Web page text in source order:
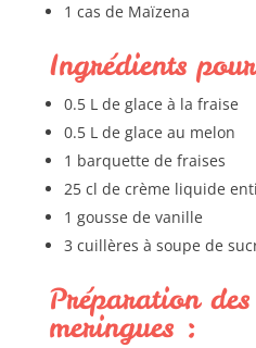
1 cas de Maïzena
Ingrédients
0.5 L de glace à la fraise
0.5 L de glace au melon
1 barquette de fraises
25 cl de crème liquide
1 gousse de vanille
3 cuillères à soupe de
Préparation
meringues :